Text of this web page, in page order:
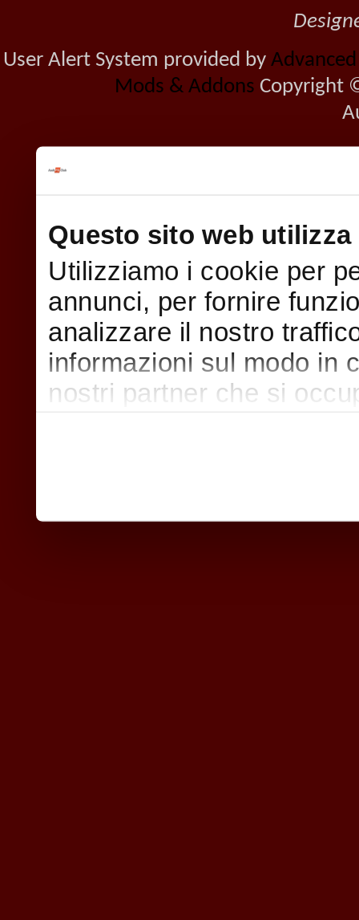
Questo sito web utilizza
Utilizziamo i cookie per
annunci, per fornire
analizzare il nostro
informazioni sul modo in
nostri partner che si
nostri cookie se
User Alert System provided by
Mods & Addons Copyright